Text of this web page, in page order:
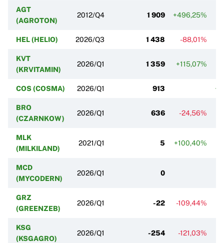
AGT
(AGROTON)
2012/Q4 1 909 +496,25%
HEL (HELIO) 2026/Q3 1 438 -88,01%
KVT
(KRVITAMIN)
2026/Q1 1 359 +115,07%
COS (COSMA) 2026/Q1 913
BRO
(CZARNKOW)
2026/Q1 636 -24,56%
MLK
(MILKILAND)
2021/Q1 5 +100,40%
MCD
(MYCODERN)
2026/Q1 0
GRZ
(GREENZEB)
2026/Q1 -22 -109,44%
KSG
(KSGAGRO)
2026/Q1 -254 -121,03%